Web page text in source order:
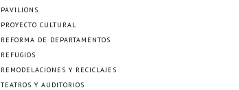
PAVILIONS
PROYECTO CULTURAL
REFORMA DE DEPARTAMENTOS
REFUGIOS
REMODELACIONES Y RECICLAJES
TEATROS Y AUDITORIOS